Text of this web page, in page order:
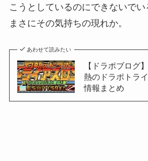
こうとしているのにできないでい
まさにその気持ちの現れか。
あわせて読みたい
【ドラポブログ
熱のドラポトラ
情報まとめ